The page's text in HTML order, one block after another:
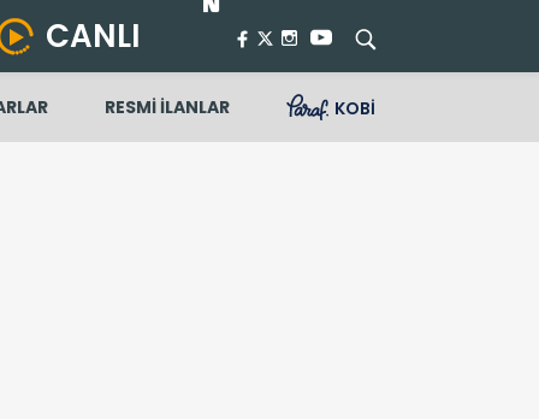
CANLI
RESMİ İLANLAR KOBİ